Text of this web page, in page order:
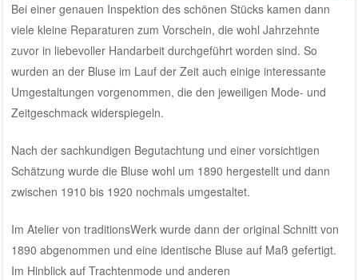
Bei einer genauen Inspektion des schönen Stücks kamen dann
viele kleine Reparaturen zum Vorschein, die wohl Jahrzehnte
zuvor in liebevoller Handarbeit durchgeführt worden sind. So
wurden an der Bluse im Lauf der Zeit auch einige interessante
Umgestaltungen vorgenommen, die den jeweiligen Mode- und
Zeitgeschmack widerspiegeln.
Nach der sachkundigen Begutachtung und einer vorsichtigen
Schätzung wurde die Bluse wohl um 1890 hergestellt und dann
zwischen 1910 bis 1920 nochmals umgestaltet.
Im Atelier von traditionsWerk wurde dann der original Schnitt von
1890 abgenommen und eine identische Bluse auf Maß gefertigt.
Im Hinblick auf Trachtenmode und anderen